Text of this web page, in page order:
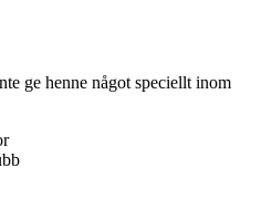
ge henne något speciellt inom